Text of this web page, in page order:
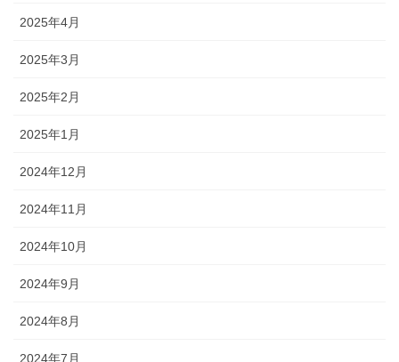
2025年4月
2025年3月
2025年2月
2025年1月
2024年12月
2024年11月
2024年10月
2024年9月
2024年8月
2024年7月